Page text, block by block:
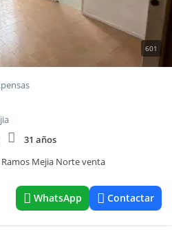
601
31 años
Mejia Norte venta
WhatsApp Contactar